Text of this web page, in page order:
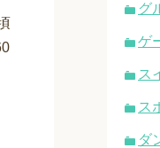
グ
ゲ
ス
ス
ダ